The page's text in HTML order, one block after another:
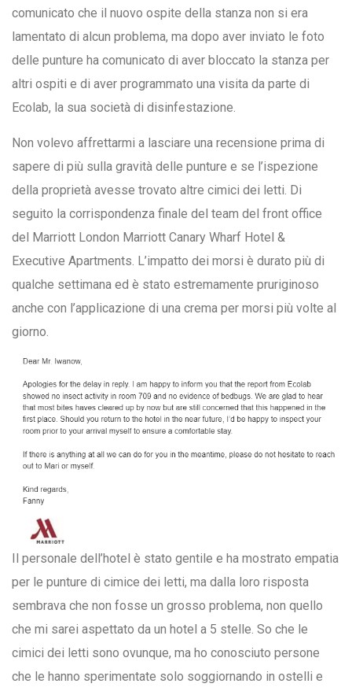
comunicato che il nuovo ospite della stanza non si era
lamentato di alcun problema, ma dopo aver inviato le foto
delle punture ha comunicato di aver bloccato la stanza per
altri ospiti e di aver programmato una visita da parte di
Ecolab, la sua società di disinfestazione.
Non volevo affrettarmi a lasciare una recensione prima di
sapere di più sulla gravità delle punture e se l’ispezione
della proprietà avesse trovato altre cimici dei letti. Di
seguito la corrispondenza finale del team del front office
del Marriott London Marriott Canary Wharf Hotel &
Executive Apartments. L’impatto dei morsi è durato più di
qualche settimana ed è stato estremamente pruriginoso
anche con l’applicazione di una crema per morsi più volte al
giorno.
Il personale dell’hotel è stato gentile e ha mostrato empatia
per le punture di cimice dei letti, ma dalla loro risposta
sembrava che non fosse un grosso problema, non quello
che mi sarei aspettato da un hotel a 5 stelle. So che le
cimici dei letti sono ovunque, ma ho conosciuto persone
che le hanno sperimentate solo soggiornando in ostelli e